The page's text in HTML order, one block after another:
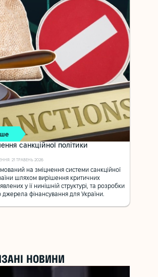
санкційної політики
21 ТРАВЕНЬ 2026
на зміцнення системи санкційної
шляхом вирішення критичних
у її нинішній структурі, та розробки
джерела фінансування для України.
НОВИНИ